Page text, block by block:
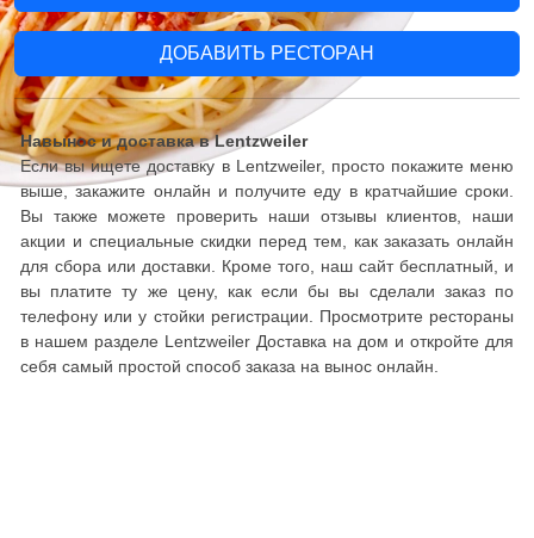
ДОБАВИТЬ РЕСТОРАН
Навынос и доставка в Lentzweiler
Если вы ищете доставку в Lentzweiler, просто покажите меню
выше, закажите онлайн и получите еду в кратчайшие сроки.
Вы также можете проверить наши отзывы клиентов, наши
акции и специальные скидки перед тем, как заказать онлайн
для сбора или доставки. Кроме того, наш сайт бесплатный, и
вы платите ту же цену, как если бы вы сделали заказ по
телефону или у стойки регистрации. Просмотрите рестораны
в нашем разделе Lentzweiler Доставка на дом и откройте для
себя самый простой способ заказа на вынос онлайн.